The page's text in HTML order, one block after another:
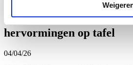
Gedaan met commerciële
uitvaartsector: minister
hervormingen op tafel
04/04/26